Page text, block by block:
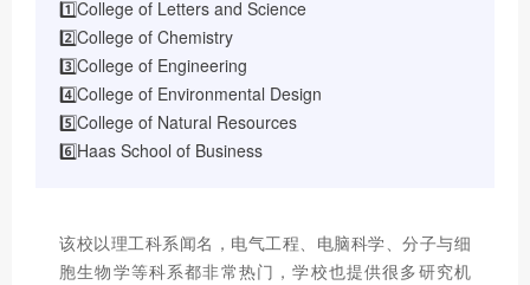
1️⃣College of Letters and Science
2️⃣College of Chemistry
3️⃣College of Engineering
4️⃣College of Environmental Design
5️⃣College of Natural Resources
6️⃣Haas School of Business
该校以理工科系闻名，电气工程、电脑科学、分子与细
胞生物学等科系都非常热门，学校也提供很多研究机